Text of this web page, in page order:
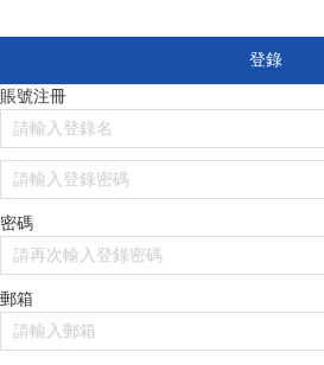
登錄
賬號注冊
密碼
郵箱